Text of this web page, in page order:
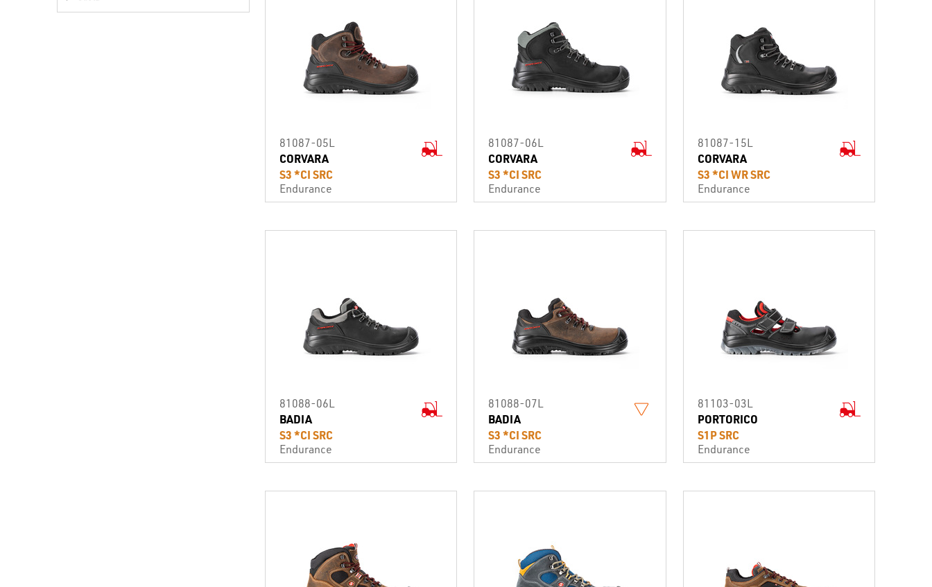
81087-05L
CORVARA
S3 *CI SRC
Endurance
81087-06L
CORVARA
S3 *CI SRC
Endurance
81087-15L
CORVARA
S3 *CI WR SRC
Endurance
81088-06L
BADIA
S3 *CI SRC
Endurance
81088-07L
BADIA
S3 *CI SRC
Endurance
81103-03L
PORTORICO
S1P SRC
Endurance